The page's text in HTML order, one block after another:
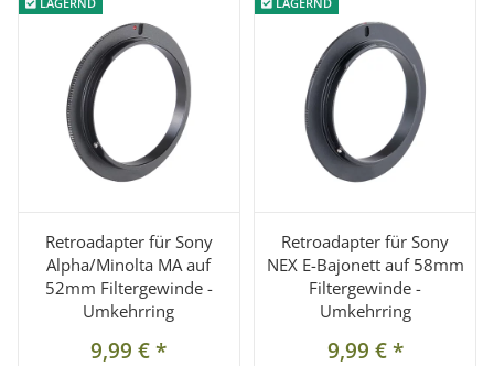
Retroadapter für Sony
Alpha/Minolta MA auf
52mm Filtergewinde -
Umkehrring
9,99 €*
Retroadapter für Sony
NEX E-Bajonett auf 58mm
Filtergewinde -
Umkehrring
9,99 €*